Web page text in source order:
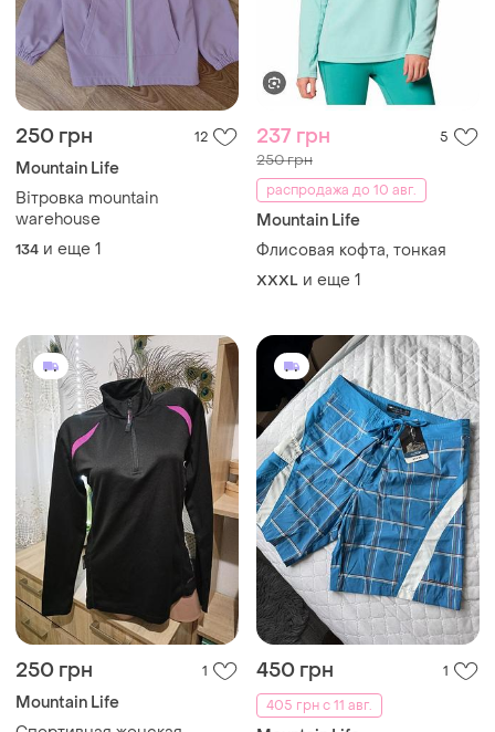
250 грн 12
Mountain Life
Вітровка mountain
warehouse
134 и еще 1
237 грн 5
250 грн
распродажа до 10 авг.
Mountain Life
Флисовая кофта, тонкая
XXXL и еще 1
250 грн 1
Mountain Life
450 грн
1
405 грн с 11 авг.